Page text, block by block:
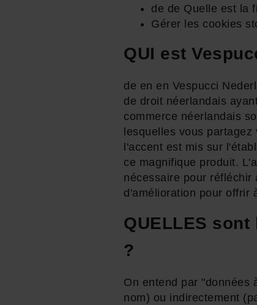
de de Quelle est la
Gérer les cookies
QUI est
de en en Vespucci
de droit néerlandais
commerce néerlandais
lesquelles vous
l'accent est mis sur
ce magnifique produit.
nécessaire pour réfléchir
d'amélioration pour offrir
QUELLES
?
On entend par "données
nom) ou indirectement